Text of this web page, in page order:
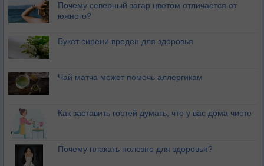
Почему северный загар цветом отличается от
южного?
Букет сирени вреден для здоровья
Чай матча может помочь аллергикам
Как заставить гостей думать, что у вас дома чисто
Почему плакать полезно для здоровья?